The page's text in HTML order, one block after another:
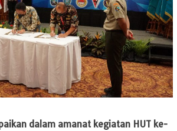
dalam amanat kegiatan HUT ke-